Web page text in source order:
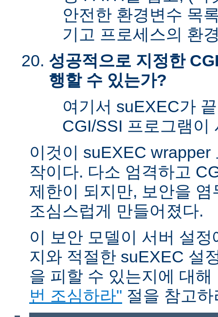
안전한 환경변수 목
기고 프로세스의 환
성공적으로 지정한
행할 수 있는가?
여기서 suEXEC가
CGI/SSI 프로그램이
이것이 suEXEC wrapper
작이다. 다소 엄격하고
제한이 되지만, 보안을
조심스럽게 만들어졌다.
이 보안 모델이 서버 설
지와 적절한 suEXEC 설
을 피할 수 있는지에 대
번 조심하라" 절을 참고하